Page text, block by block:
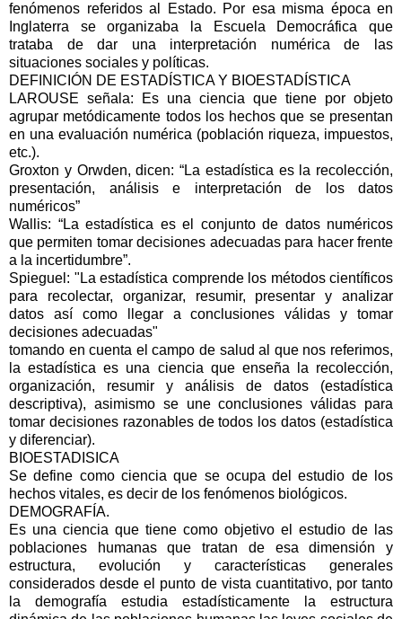
fenómenos referidos al Estado. Por esa misma época en
Inglaterra se organizaba la Escuela Democráfica que
trataba de dar una interpretación numérica de las
situaciones sociales y políticas.
DEFINICIÓN DE ESTADÍSTICA Y BIOESTADÍSTICA
LAROUSE señala: Es una ciencia que tiene por objeto
agrupar metódicamente todos los hechos que se presentan
en una evaluación numérica (población riqueza, impuestos,
etc.).
Groxton y Orwden, dicen: “La estadística es la recolección,
presentación, análisis e interpretación de los datos
numéricos”
Wallis: “La estadística es el conjunto de datos numéricos
que permiten tomar decisiones adecuadas para hacer frente
a la incertidumbre”.
Spieguel: "La estadística comprende los métodos científicos
para recolectar, organizar, resumir, presentar y analizar
datos así como llegar a conclusiones válidas y tomar
decisiones adecuadas"
tomando en cuenta el campo de salud al que nos referimos,
la estadística es una ciencia que enseña la recolección,
organización, resumir y análisis de datos (estadística
descriptiva), asimismo se une conclusiones válidas para
tomar decisiones razonables de todos los datos (estadística
y diferenciar).
BIOESTADISICA
Se define como ciencia que se ocupa del estudio de los
hechos vitales, es decir de los fenómenos biológicos.
DEMOGRAFÍA.
Es una ciencia que tiene como objetivo el estudio de las
poblaciones humanas que tratan de esa dimensión y
estructura, evolución y características generales
considerados desde el punto de vista cuantitativo, por tanto
la demografía estudia estadísticamente la estructura